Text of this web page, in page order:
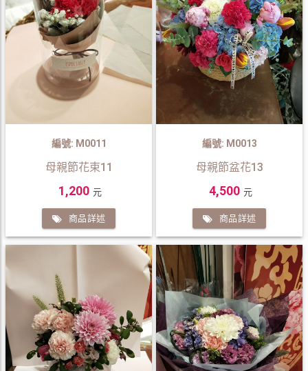
編號: M0011
母親節花束11
1,200 元
商品詳述
編號: M0013
母親節盆花13
4,500 元
商品詳述